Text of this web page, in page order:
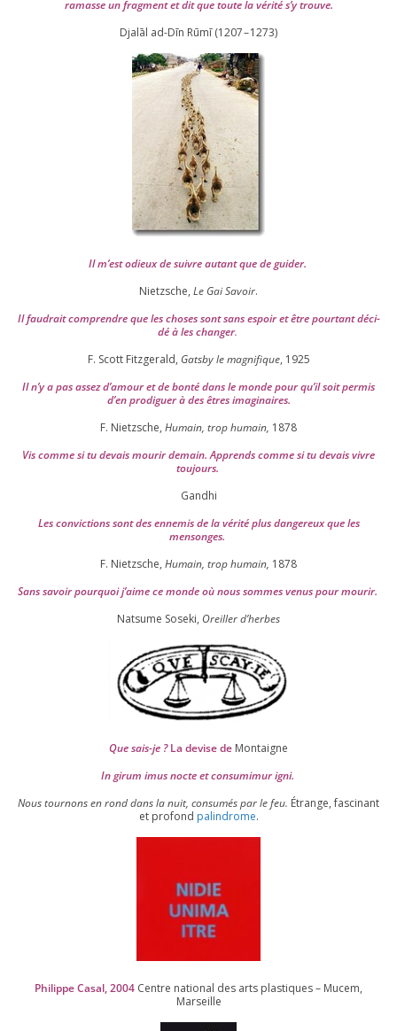
ramasse un frag­ment et dit que toute la véri­té s’y trouve.
Djalāl ad-Dīn Rūmī (1207–1273)
Il m’est odieux de suivre autant que de gui­der.
Nietzsche, Le Gai Savoir.
Il fau­drait com­prendre que les choses sont sans espoir et être pour­tant déci­
dé à les chan­ger.
F. Scott Fitzgerald, Gatsby le magni­fique, 1925
Il n’y a pas assez d’a­mour et de bon­té dans le monde pour qu’il soit per­mis
d’en pro­di­guer à des êtres imaginaires.
F. Nietzsche, Humain, trop humain, 1878
Vis comme si tu devais mou­rir demain. Apprends comme si tu devais vivre
toujours.
Gandhi
Les convic­tions sont des enne­mis de la véri­té plus dan­ge­reux que les
mensonges.
F. Nietzsche, Humain, trop humain, 1878
Sans savoir pour­quoi j’aime ce monde où nous sommes venus pour mourir.
Natsume Soseki, Oreiller d’herbes
Que sais-je ?La devise de Montaigne
In girum imus nocte et consu­mi­mur igni.
Nous tour­nons en rond dans la nuit, consu­més par le feu. Étrange, fas­ci­nant
et pro­fond palin­drome.
Philippe Casal,2004 Centre natio­nal des arts plas­tiques – Mucem,
Marseille